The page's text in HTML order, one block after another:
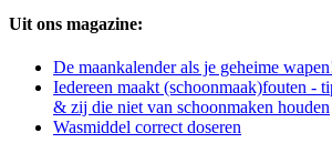
Uit ons magazine:
De maankalender als je geheime
Iedereen maakt (schoonmaak)fouten -
& zij die niet van schoonmaken houden
Wasmiddel correct doseren